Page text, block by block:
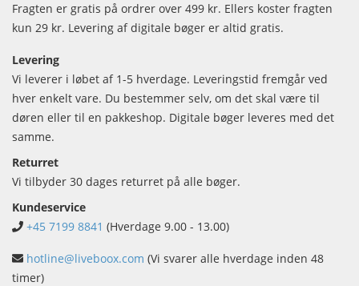
Fragten er gratis på ordrer over 499 kr. Ellers koster fragten
kun 29 kr. Levering af digitale bøger er altid gratis.
Levering
Vi leverer i løbet af 1-5 hverdage. Leveringstid fremgår ved
hver enkelt vare. Du bestemmer selv, om det skal være til
døren eller til en pakkeshop. Digitale bøger leveres med det
samme.
Returret
Vi tilbyder 30 dages returret på alle bøger.
Kundeservice
+45 7199 8841 (Hverdage 9.00 - 13.00)
hotline@liveboox.com (Vi svarer alle hverdage inden 48
timer)